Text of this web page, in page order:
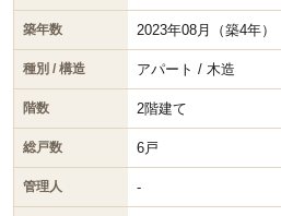
築年数 2023年08月（築4年）
種別 / 構造 アパート / 木造
階数 2階建て
総戸数 6戸
管理人 -